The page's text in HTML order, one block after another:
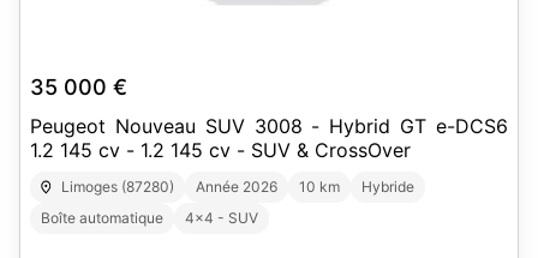
35 000 €
Peugeot Nouveau SUV 3008 - Hybrid GT e-DCS6
1.2 145 cv - 1.2 145 cv - SUV & CrossOver
Limoges (87280) Année 2026 10 km
Hybride
Boîte automatique
4x4 - SUV